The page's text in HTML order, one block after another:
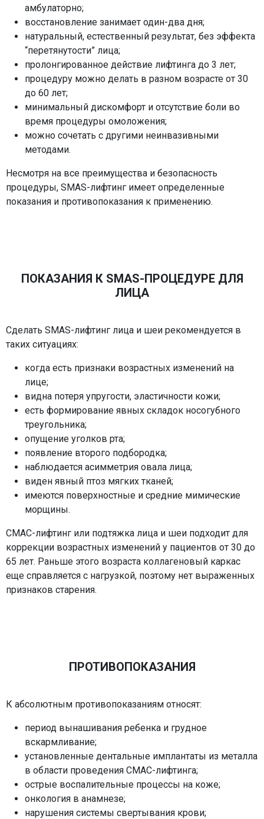
амбулаторно;
восстановление занимает один-два дня;
натуральный, естественный результат, без эффекта
“перетянутости” лица;
пролонгированное действие лифтинга до 3 лет;
процедуру можно делать в разном возрасте от 30
до 60 лет;
минимальный дискомфорт и отсутствие боли во
время процедуры омоложения;
можно сочетать с другими неинвазивными
методами.
Несмотря на все преимущества и безопасность
процедуры, SMAS-лифтинг имеет определенные
показания и противопоказания к применению.
ПОКАЗАНИЯ К SMAS-ПРОЦЕДУРЕ ДЛЯ
ЛИЦА
Сделать SMAS-лифтинг лица и шеи рекомендуется в
таких ситуациях:
когда есть признаки возрастных изменений на
лице;
видна потеря упругости, эластичности кожи;
есть формирование явных складок носогубного
треугольника;
опущение уголков рта;
появление второго подбородка;
наблюдается асимметрия овала лица;
виден явный птоз мягких тканей;
имеются поверхностные и средние мимические
морщины.
СМАС-лифтинг или подтяжка лица и шеи подходит для
коррекции возрастных изменений у пациентов от 30 до
65 лет. Раньше этого возраста коллагеновый каркас
еще справляется с нагрузкой, поэтому нет выраженных
признаков старения.
ПРОТИВОПОКАЗАНИЯ
К абсолютным противопоказаниям относят:
период вынашивания ребенка и грудное
вскармливание;
установленные дентальные имплантаты из металла
в области проведения СМАС-лифтинга;
острые воспалительные процессы на коже;
онкология в анамнезе;
нарушения системы свертывания крови;